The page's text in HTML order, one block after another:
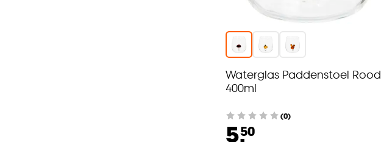
Waterglas Paddenstoel Rood
400ml
(0)
5.50